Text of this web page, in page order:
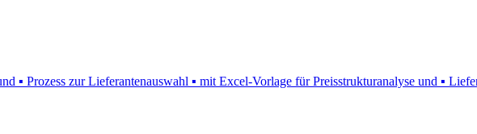
▪ Prozess zur Lieferantenauswahl ▪ mit Excel-Vorlage für Preisstrukturanalyse und ▪